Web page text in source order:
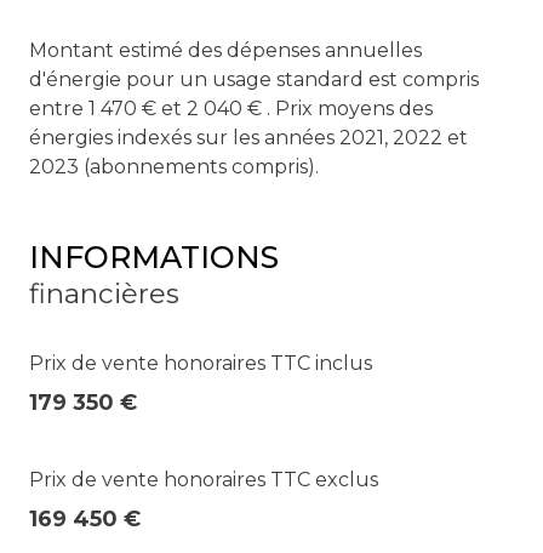
Montant estimé des dépenses annuelles
d'énergie pour un usage standard est compris
entre 1 470 € et 2 040 € . Prix moyens des
énergies indexés sur les années 2021, 2022 et
2023 (abonnements compris).
INFORMATIONS
financières
Prix de vente honoraires TTC inclus
179 350 €
Prix de vente honoraires TTC exclus
169 450 €